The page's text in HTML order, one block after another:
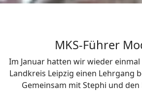
MKS-Führer
Im Januar hatten wir wieder
Landkreis Leipzig einen Lehrgang
Gemeinsam mit Stephi und